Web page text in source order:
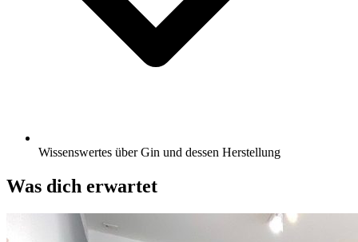
Wissenswertes über Gin und dessen Herstellung
Was dich erwartet